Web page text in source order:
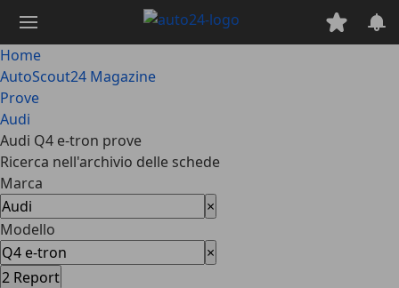
contenuto
principale
Home
AutoScout24 Magazine
Prove
Audi
Audi Q4 e-tron prove
Ricerca nell'archivio delle schede
Marca
×
Modello
×
2 Report